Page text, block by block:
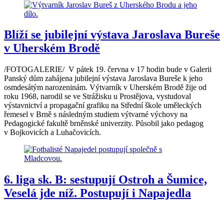
Blíží se jubilejní výstava Jaroslava Bureše
v Uherském Brodě
/FOTOGALERIE/ V pátek 19. června v 17 hodin bude v Galerii
Panský dům zahájena jubilejní výstava Jaroslava Bureše k jeho
osmdesátým narozeninám. Výtvarník v Uherském Brodě žije od
roku 1968, narodil se ve Strážisku u Prostějova, vystudoval
výstavnictví a propagační grafiku na Střední škole uměleckých
řemesel v Brně s následným studiem výtvarné výchovy na
Pedagogické fakultě brněnské univerzity. Působil jako pedagog
v Bojkovicích a Luhačovicích.
6. liga sk. B: sestupují Ostroh a Šumice,
Veselá jde níž. Postupují i Napajedla